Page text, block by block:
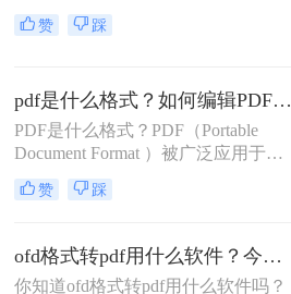
都有哪些功能亮点，要想找寻这些问
题的答案，那就要先普及一些pdf常
赞 踩
pdf是什么格式？如何编辑PDF文件
PDF是什么格式？PDF（Portable
Document Format ）被广泛应用于文
档的传递和存储，它可以在不同操作
系统和软件环境下保持文件的格式一
可移植性和保密性，因此在现代社会
中得到了广泛应用。那么，如何编辑
赞 踩
ofd格式转pdf用什么软件？今天给你分享这四个工具！
你知道ofd格式转pdf用什么软件吗？